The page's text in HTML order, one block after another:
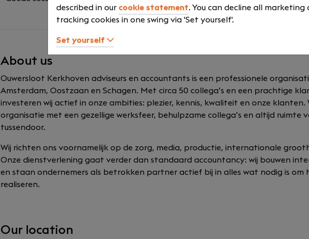
About us
Ouwersloot Kerkhoven adviseurs en accountants is een professionele
Amsterdam, Oostzaan en Schagen. Met circa 50 collega’s en een prachtige
investeren wij actief in onze ambities: plezier, kennis, kwaliteit en onze klanten.
organisatie met een gezellige werksfeer, behulpzame collega’s en altijd ruimte
tussendoor.
Wij richten ons voornamelijk op de zorg, media, productie, internationale
Onze dienstverlening gaat verder dan standaard accountancy: wij bouwen
en staan ondernemers als betrokken partner actief bij in alles wat nodig is om
realiseren.
Our location
described in our cookie statement. You can decline all marketing
tracking cookies in one swing via 'Set yourself'.
Set yourself